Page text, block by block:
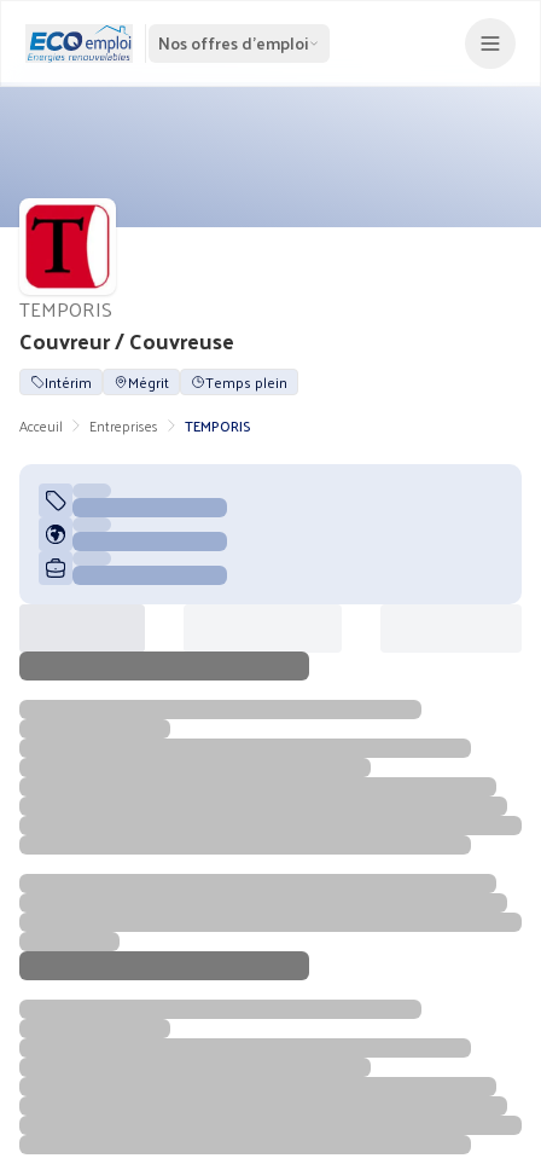
Nos offres d'emploi
Couvreur / Couvreuse
TEMPORIS
Intérim Mégrit
Temps plein
Acceuil
Entreprises TEMPORIS